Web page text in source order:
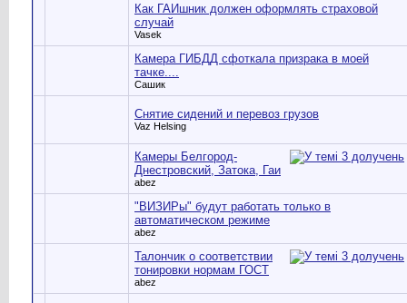
Как ГАИшник должен оформлять страховой
случай
Vasek
Камера ГИБДД сфоткала призрака в моей
тачке....
Сашик
Cнятие сидений и перевоз грузов
Vaz Helsing
Камеры Белгород-
Днестровский, Затока, Гаи
abez
"ВИЗИРы" будут работать только в
автоматическом режиме
abez
Талончик о соответствии
тонировки нормам ГОСТ
abez